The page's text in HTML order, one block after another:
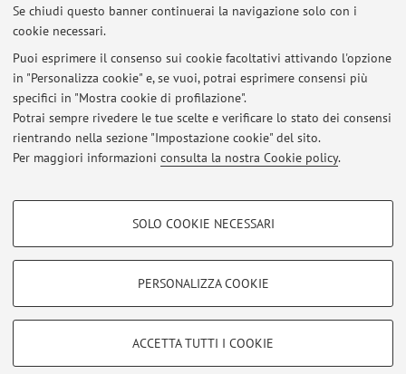
Se chiudi questo banner continuerai la navigazione solo con i
cookie necessari.
Puoi esprimere il consenso sui cookie facoltativi attivando l'opzione
in "Personalizza cookie" e, se vuoi, potrai esprimere consensi più
specifici in "Mostra cookie di profilazione".
Potrai sempre rivedere le tue scelte e verificare lo stato dei consensi
rientrando nella sezione "Impostazione cookie" del sito.
Per maggiori informazioni consulta la nostra Cookie policy.
COOKIE DI PROFILAZIONE - FACOLTATIVI
COOKIE TECNICI - NECESSARI
SOLO COOKIE NECESSARI
PERSONALIZZA COOKIE
ACCETTA TUTTI I COOKIE
Ultimi avvisi
Al momento non sono presenti avvisi.
Area riservata
Accedi tramiteloginper gestire tutti i contenuti del sito.
Zamboni, 33 - 40126 Bologna - Partita IVA: 01131710376